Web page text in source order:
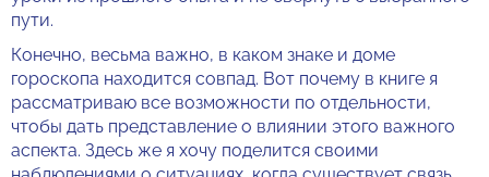
пути.
Конечно, весьма важно, в каком знаке и доме
гороскопа находится совпад. Вот почему в книге я
рассматриваю все возможности по отдельности,
чтобы дать представление о влиянии этого важного
аспекта. Здесь же я хочу поделится своими